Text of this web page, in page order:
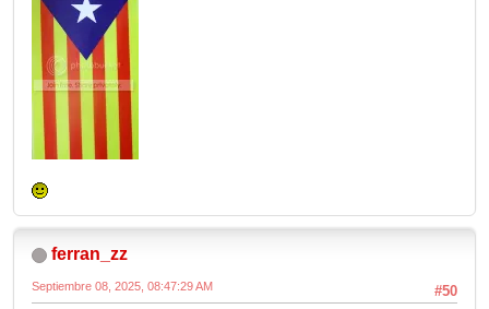
ferran_zz
#50
Septiembre 08, 2025, 08:47:29 AM